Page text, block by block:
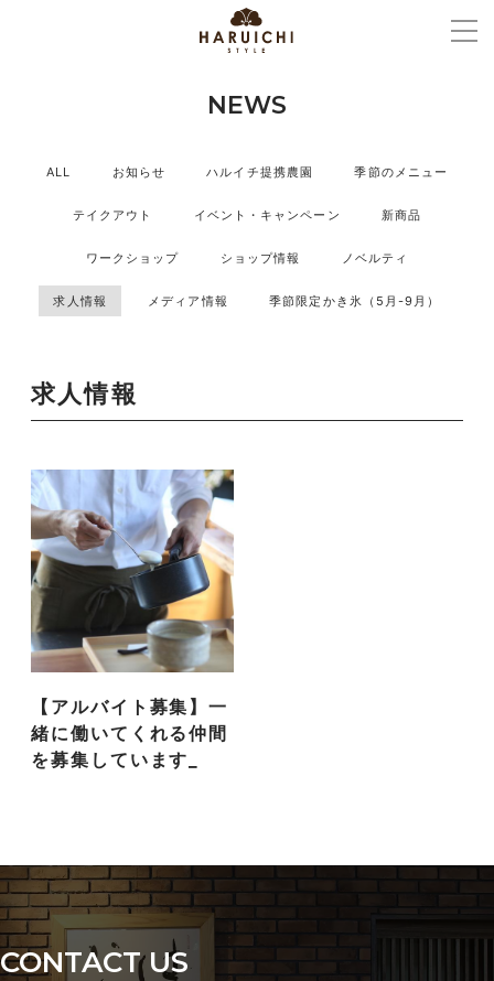
NEWS
ALL お知らせ ハルイチ提携農園 季節のメニュー
テイクアウト イベント・キャンペーン 新商品
ワークショップ ショップ情報 ノベルティ
求人情報 メディア情報 季節限定かき氷（5月-9月）
求人情報
【アルバイト募集】一
緒に働いてくれる仲間
を募集しています_
CONTACT US